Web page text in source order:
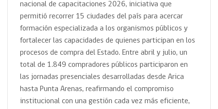
nacional de capacitaciones 2026, iniciativa que
permitió recorrer 15 ciudades del país para acercar
formación especializada a los organismos públicos y
fortalecer las capacidades de quienes participan en los
procesos de compra del Estado. Entre abril y julio, un
total de 1.849 compradores públicos participaron en
las jornadas presenciales desarrolladas desde Arica
hasta Punta Arenas, reafirmando el compromiso
institucional con una gestión cada vez más eficiente,